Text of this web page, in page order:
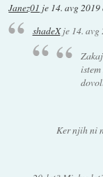
Janez01 je 14. avg
shadeXje 14.
Ker njih ni